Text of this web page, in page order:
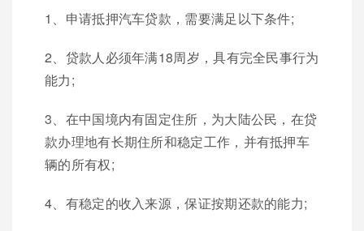
1、申请抵押汽车贷款，需要满足以下条件;
2、贷款人必须年满18周岁，具有完全民事行为
能力;
3、在中国境内有固定住所，为大陆公民，在贷
款办理地有长期住所和稳定工作，并有抵押车
辆的所有权;
4、有稳定的收入来源，保证按期还款的能力;